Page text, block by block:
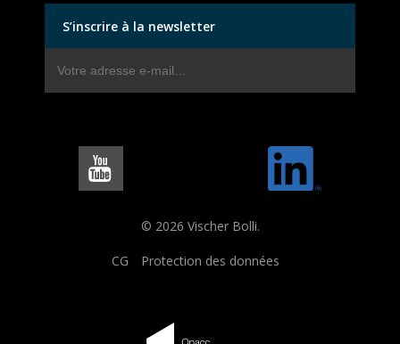
S’inscrire à la newsletter
© 2026 Vischer Bolli.
CG Protection des données